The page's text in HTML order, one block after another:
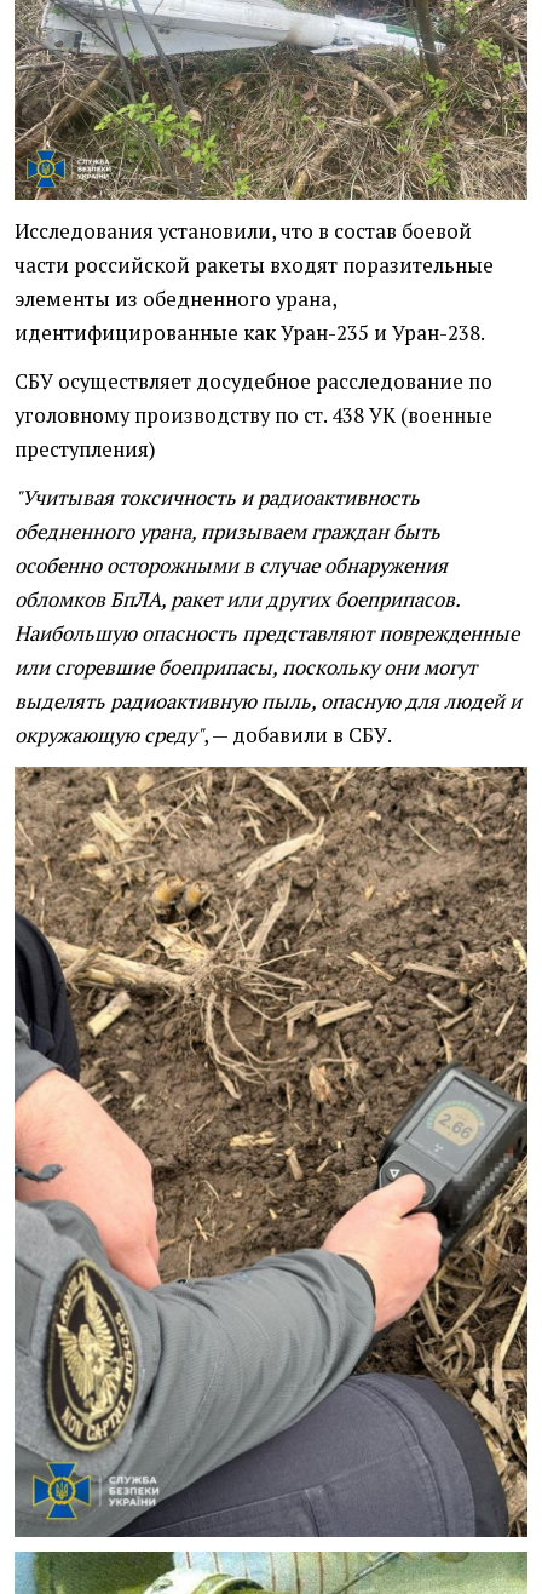
Исследования установили, что в состав боевой
части российской ракеты входят поразительные
элементы из обедненного урана,
идентифицированные как Уран-235 и Уран-238.
СБУ осуществляет досудебное расследование по
уголовному производству по ст. 438 УК (военные
преступления)
"Учитывая токсичность и радиоактивность
обедненного урана, призываем граждан быть
особенно осторожными в случае обнаружения
обломков БпЛА, ракет или других боеприпасов.
Наибольшую опасность представляют поврежденные
или сгоревшие боеприпасы, поскольку они могут
выделять радиоактивную пыль, опасную для людей и
окружающую среду", — добавили в СБУ.